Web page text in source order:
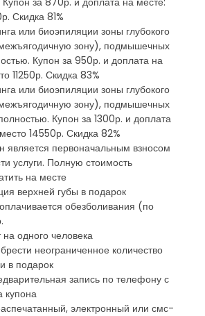
Скидка 81%
или биоэпиляции зоны глубокого
зону), подмышечных
Купон за 950р. и доплата на
11250р. Скидка 83%
или биоэпиляции зоны глубокого
зону), подмышечных
Купон за 1300р. и доплата
14550р. Скидка 82%
является первоначальным взносом
услуги. Полную стоимость
на месте
верхней губы в подарок
обезболивания (по
одного человека
неограниченное количество
в подарок
запись по телефону с
купона
электронный или смс-